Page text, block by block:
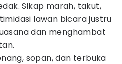
Sikap marah, takut,
lawan bicara justru
dan menghambat
sopan, dan terbuka